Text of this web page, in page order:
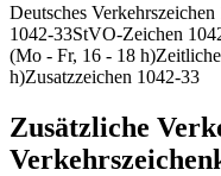
Deutsches
1042-33StVO-Zeichen
(Mo - Fr, 16 - 18 h)
h)Zusatzzeichen 1042-33
Zusätzliche